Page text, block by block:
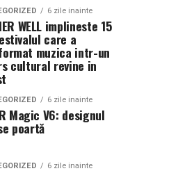
6 zile inainte
WELL implineste 15
care a
muzica intr-un
cultural revine in
6 zile inainte
Magic V6: designul
poartă
6 zile inainte